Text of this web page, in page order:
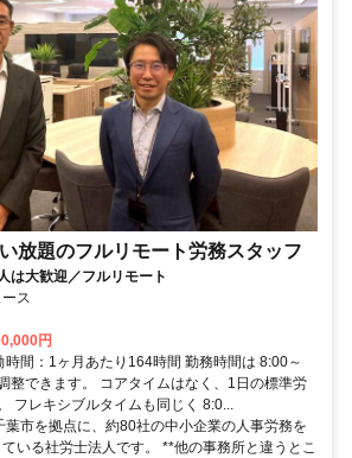
放題のフルリモート労務スタッフ
は大歓迎／フルリモート
ス
円
時間：1ヶ月あたり164時間 勤務時間は 8:00～
整できます。 コアタイムはなく、1日の標準労
フレキシブルタイムも同じく 8:0...
葉市を拠点に、約80社の中小企業の人事労務を
いる社労士法人です。 **他の事務所と違うとこ